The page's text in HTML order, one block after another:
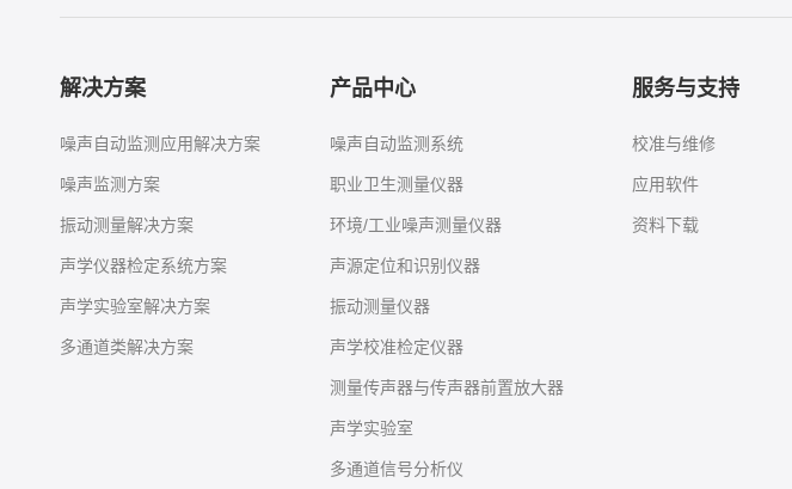
解决方案
噪声自动监测应用解决方案
噪声监测方案
振动测量解决方案
声学仪器检定系统方案
声学实验室解决方案
多通道类解决方案
产品中心
噪声自动监测系统
职业卫生测量仪器
环境/工业噪声测量仪器
声源定位和识别仪器
振动测量仪器
声学校准检定仪器
测量传声器与传声器前置放大器
声学实验室
多通道信号分析仪
服务与支持
校准与维修
应用软件
资料下载